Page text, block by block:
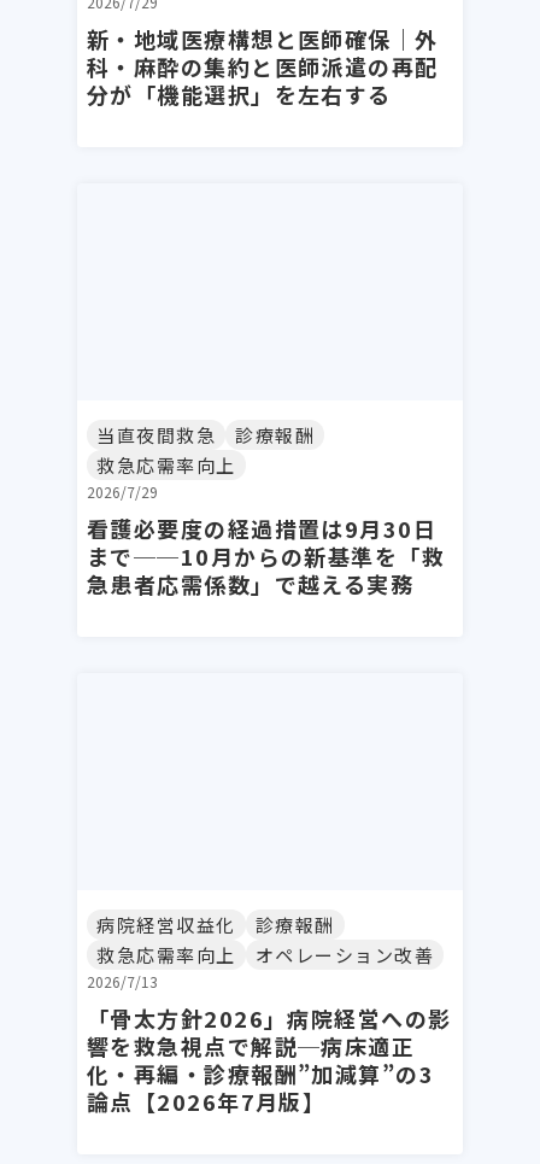
新・地域医療構想と医師確保｜外
科・麻酔の集約と医師派遣の再配
分が「機能選択」を左右する
当直夜間救急
診療報酬
救急応需率向上
2026/7/29
看護必要度の経過措置は9月30日
まで──10月からの新基準を「救
急患者応需係数」で越える実務
病院経営収益化
診療報酬
救急応需率向上
オペレーション改善
2026/7/13
「骨太方針2026」病院経営への影
響を救急視点で解説─病床適正
化・再編・診療報酬”加減算”の3
論点【2026年7月版】